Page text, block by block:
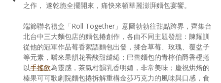
之作， 遂乾脆全擺開來，痛快來頓華麗澎湃麵包宴饗。
端節聯名禮盒「Roll Together」意圖勃勃往甜點跨界，齊集台
北台中三大麵包店的麵包捲創作，各由不同主題發想：陳耀訓
從他的冠軍作品莓香絮語麵包出發，揉合草莓、玫瑰、覆盆子
等元素，嚐來果韻花香酸甜繾綣；巴蕾麵包的青檸伯爵香橙捲
以手搖飲為靈感，茶氣柑韻乳香明媚，非常美味；慶祝烘焙的
榛果可可歌劇院麵包捲拆解重構金莎巧克力的風味與口感，食